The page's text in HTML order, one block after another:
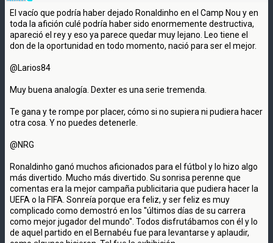
El vacío que podría haber dejado Ronaldinho en el Camp Nou y en
toda la afición culé podría haber sido enormemente destructiva,
apareció el rey y eso ya parece quedar muy lejano. Leo tiene el
don de la oportunidad en todo momento, nació para ser el mejor.
@Larios84
Muy buena analogía. Dexter es una serie tremenda.
Te gana y te rompe por placer, cómo si no supiera ni pudiera hacer
otra cosa. Y no puedes detenerle.
@NRG
Ronaldinho ganó muchos aficionados para el fútbol y lo hizo algo
más divertido. Mucho más divertido. Su sonrisa perenne que
comentas era la mejor campaña publicitaria que pudiera hacer la
UEFA o la FIFA. Sonreía porque era feliz, y ser feliz es muy
complicado como demostró en los ''últimos días de su carrera
como mejor jugador del mundo''. Todos disfrutábamos con él y lo
de aquel partido en el Bernabéu fue para levantarse y aplaudir,